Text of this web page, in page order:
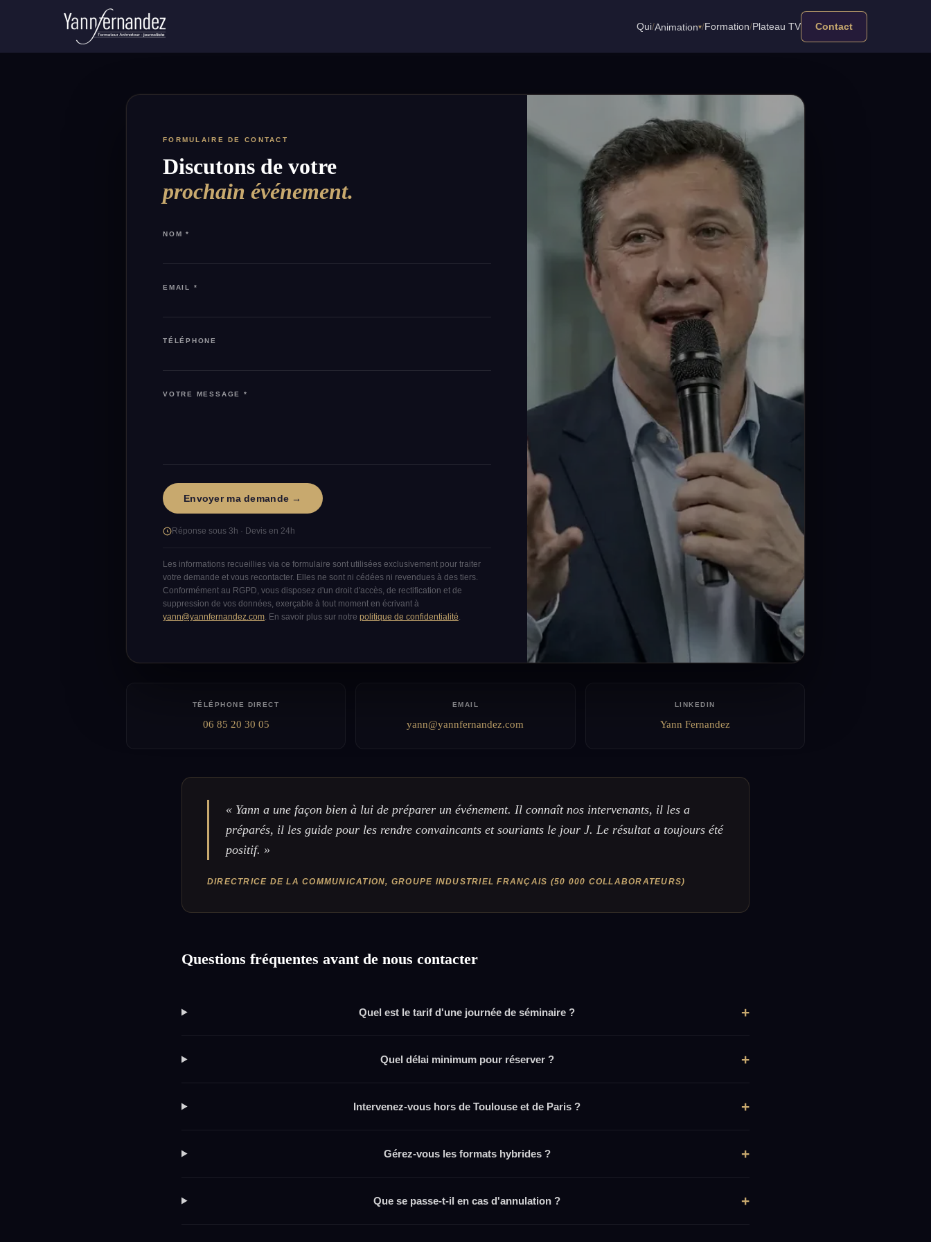
Qui/Animation▾/Formation/Plateau TV Contact
FORMULAIRE DE CONTACT
Discutons de votre
prochain événement.
NOM *
EMAIL *
TÉLÉPHONE
VOTRE MESSAGE *
Réponse sous 3h · Devis en 24h
Les informations recueillies via ce formulaire sont utilisées exclusivement pour traiter
votre demande et vous recontacter. Elles ne sont ni cédées ni revendues à des tiers.
Conformément au RGPD, vous disposez d'un droit d'accès, de rectification et de
suppression de vos données, exerçable à tout moment en écrivant à
yann@yannfernandez.com . En savoir plus sur notre politique de confidentialité
TÉLÉPHONE DIRECT
06 85 20 30 05
EMAIL
yann@yannfernandez.com
LINKEDIN
Yann Fernandez
« Yann a une façon bien à lui de préparer un événement. Il connaît nos intervenants, il les a
préparés, il les guide pour les rendre convaincants et souriants le jour J. Le résultat a toujours été
positif. »
DIRECTRICE DE LA COMMUNICATION, GROUPE INDUSTRIEL FRANÇAIS (50 000 COLLABORATEURS)
Questions fréquentes avant de nous contacter
Quel est le tarif d'une journée de séminaire ?
Quel délai minimum pour réserver ?
Intervenez-vous hors de Toulouse et de Paris ?
Gérez-vous les formats hybrides ?
Que se passe-t-il en cas d'annulation ?